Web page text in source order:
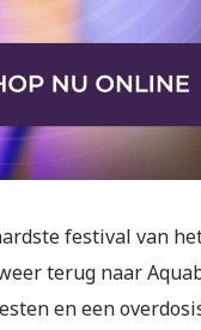
festival van
terug naar
en een